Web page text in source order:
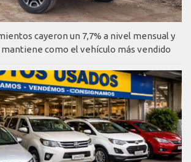
cayeron un 7,7% a nivel mensual y
mantiene como el vehículo más vendido